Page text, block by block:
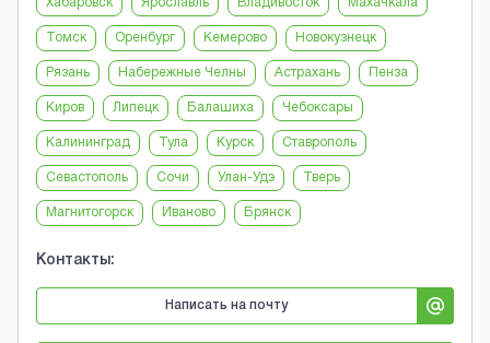
Хабаровск Ярославль Владивосток Махачкала
Томск Оренбург Кемерово Новокузнецк
Рязань Набережные Челны Астрахань Пенза
Киров Липецк Балашиха Чебоксары
Калининград Тула Курск Ставрополь
Севастополь Сочи Улан-Удэ Тверь
Магнитогорск Иваново Брянск
Контакты:
Написать на почту